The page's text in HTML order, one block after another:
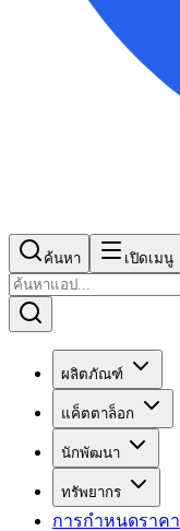
ค้นหา เปิดเมนู
ผลิตภัณฑ์
แค็ตตาล็อก
นักพัฒนา
ทรัพยากร
การกำหนดราคา